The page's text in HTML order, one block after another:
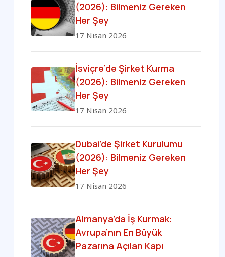
(2026): Bilmeniz Gereken
Her Şey
17 Nisan 2026
İsviçre’de Şirket Kurma
(2026): Bilmeniz Gereken
Her Şey
17 Nisan 2026
Dubai’de Şirket Kurulumu
(2026): Bilmeniz Gereken
Her Şey
17 Nisan 2026
Almanya’da İş Kurmak:
Avrupa’nın En Büyük
Pazarına Açılan Kapı